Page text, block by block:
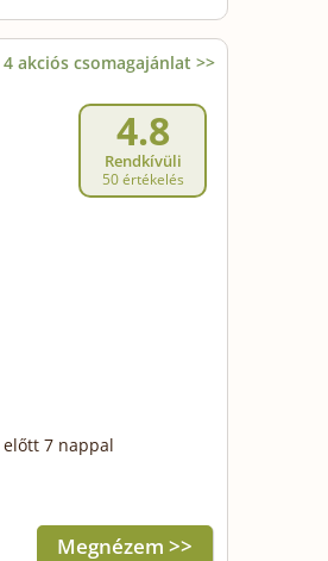
4 akciós csomagajánlat >>
4.8
Rendkívüli
50 értékelés
7 nappal
Megnézem >>